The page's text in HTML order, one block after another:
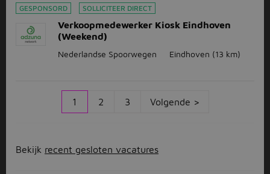
GESPONSORD SOLLICITEER DIRECT
Verkoopmedewerker Kiosk Eindhoven
(Weekend)
Nederlandse Spoorwegen Eindhoven (13 km)
1 2 3 Volgende >
Bekijk recent gesloten vacatures